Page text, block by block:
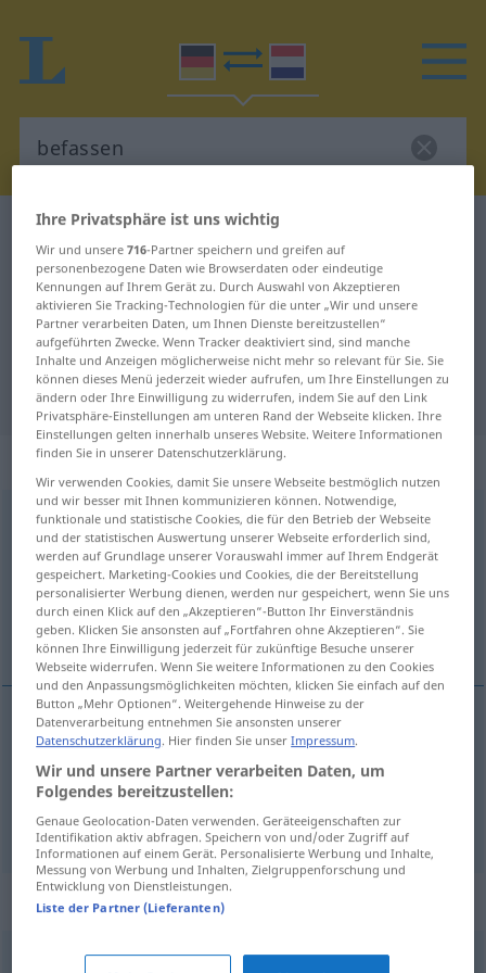
Deutsch-Niederländisch Wörterbuch
Deutsch-Niederländisch
Übersetzung für "befassen"
"befassen" Niederländisch
Übersetzung
„befassen“
befassen <befassen>
Übersicht aller Übersetzungen
(Für mehr Details die Übersetzung anklicken/antippen)
zich bezighouden met
Beispiele
sich befassen mit (DAT)
zichbezighoudenmet
Synonyme für "befassen"
Ihre Privatsphäre ist uns wichtig
Wir und unsere716-Partner speichern und greifen auf
personenbezogene Daten wie Browserdaten oder eindeutige
Kennungen auf Ihrem Gerät zu. Durch Auswahl von Akzeptieren
aktivieren Sie Tracking-Technologien für die unter „Wir und unsere
Partner verarbeiten Daten, um Ihnen Dienste bereitzustellen“
aufgeführten Zwecke. Wenn Tracker deaktiviert sind, sind manche
Inhalte und Anzeigen möglicherweise nicht mehr so relevant für Sie. Sie
können dieses Menü jederzeit wieder aufrufen, um Ihre Einstellungen zu
ändern oder Ihre Einwilligung zu widerrufen, indem Sie auf den Link
Privatsphäre-Einstellungen am unteren Rand der Webseite klicken. Ihre
Einstellungen gelten innerhalb unseres Website. Weitere Informationen
finden Sie in unserer Datenschutzerklärung.
Wir verwenden Cookies, damit Sie unsere Webseite bestmöglich nutzen
und wir besser mit Ihnen kommunizieren können. Notwendige,
funktionale und statistische Cookies, die für den Betrieb der Webseite
und der statistischen Auswertung unserer Webseite erforderlich sind,
werden auf Grundlage unserer Vorauswahl immer auf Ihrem Endgerät
gespeichert. Marketing-Cookies und Cookies, die der Bereitstellung
personalisierter Werbung dienen, werden nur gespeichert, wenn Sie uns
durch einen Klick auf den „Akzeptieren“-Button Ihr Einverständnis
geben. Klicken Sie ansonsten auf „Fortfahren ohne Akzeptieren“. Sie
können Ihre Einwilligung jederzeit für zukünftige Besuche unserer
Webseite widerrufen. Wenn Sie weitere Informationen zu den Cookies
und den Anpassungsmöglichkeiten möchten, klicken Sie einfach auf den
Button „Mehr Optionen“. Weitergehende Hinweise zu der
Datenverarbeitung entnehmen Sie ansonsten unserer
Datenschutzerklärung. Hier finden Sie unserImpressum.
Wir und unsere Partner verarbeiten Daten, um
Folgendes bereitzustellen:
Genaue Geolocation-Daten verwenden. Geräteeigenschaften zur
Identifikation aktiv abfragen. Speichern von und/oder Zugriff auf
Informationen auf einem Gerät. Personalisierte Werbung und Inhalte,
Messung von Werbung und Inhalten, Zielgruppenforschung und
Entwicklung von Dienstleistungen.
Liste der Partner (Lieferanten)